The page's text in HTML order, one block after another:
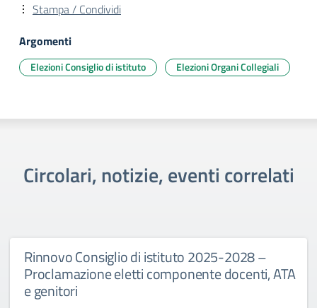
Stampa / Condividi
Argomenti
Elezioni Consiglio di istituto Elezioni Organi Collegiali
Circolari, notizie, eventi correlati
Rinnovo Consiglio di istituto 2025-2028 –
Proclamazione eletti componente docenti, ATA
e genitori